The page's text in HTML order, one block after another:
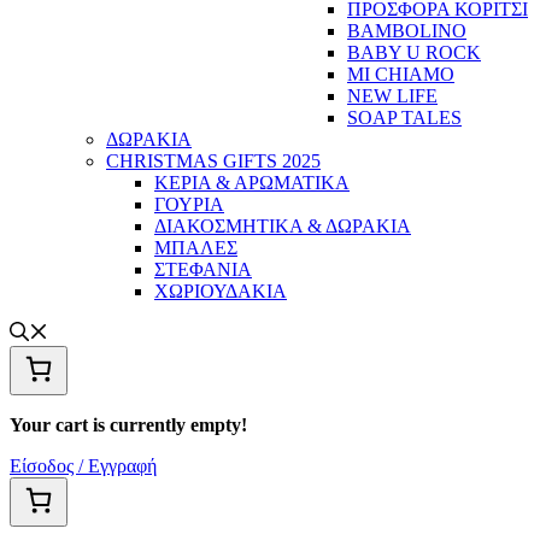
ΠΡΟΣΦΟΡΑ ΚΟΡΙΤΣΙ
BAMBOLINO
BABY U ROCK
MI CHIAMO
NEW LIFE
SOAP TALES
ΔΩΡΑΚΙΑ
CHRISTMAS GIFTS 2025
ΚΕΡΙΑ & ΑΡΩΜΑΤΙΚΑ
ΓΟΥΡΙΑ
ΔΙΑΚΟΣΜΗΤΙΚΑ & ΔΩΡΑΚΙΑ
ΜΠΑΛΕΣ
ΣΤΕΦΑΝΙΑ
ΧΩΡΙΟΥΔΑΚΙΑ
Your cart is currently empty!
Είσοδος / Εγγραφή